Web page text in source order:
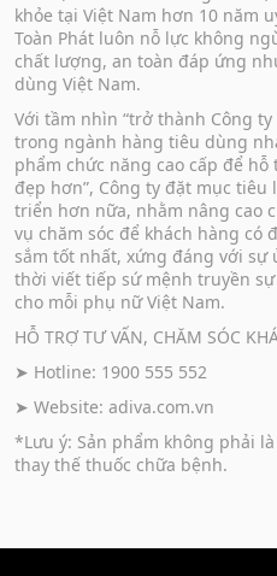
khỏe tại Việt Nam hơn 10 năm
Toàn Phát luôn nỗ lực không
chất lượng, an toàn đáp ứng
dùng Việt Nam.
Với tầm nhìn “trở thành Công
trong ngành hàng tiêu dùng
phẩm chức năng cao cấp để
đẹp hơn”, Công ty đặt mục
triển hơn nữa, nhằm nâng cao
vụ chăm sóc để khách hàng có
sắm tốt nhất, xứng đáng với sự
thời viết tiếp sứ mệnh truyền
cho mỗi phụ nữ Việt Nam.
HỖ TRỢ TƯ VẤN, CHĂM SÓC
➤ Hotline: 1900 555 552
➤ Website: adiva.com.vn
*Lưu ý: Sản phẩm không phải
thay thế thuốc chữa bệnh.